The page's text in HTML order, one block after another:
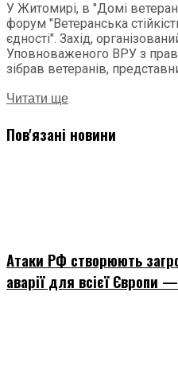
У Житомирі, в "Домі
форум "Ветеранська
єдності". Захід,
Уповноваженого ВРУ з
зібрав ветеранів,
Читати ще
Пов'язані новини
Атаки РФ створюють
аварії для всієї Європи